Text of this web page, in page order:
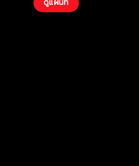
ดูแผนที่